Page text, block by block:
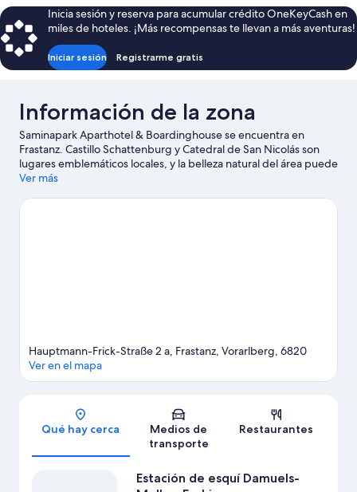
Inicia sesión y reserva para acumular crédito OneKeyCash en
miles de hoteles. ¡Más recompensas te llevan a más aventuras!
Iniciar sesión Registrarme gratis
Información de la zona
Saminapark Aparthotel & Boardinghouse se encuentra en
Frastanz. Castillo Schattenburg y Catedral de San Nicolás son
lugares emblemáticos locales, y la belleza natural del área puede
apreciarse en Rin y Üble Schlucht. También vale la pena conocer
Schaan/Vaduz. Encontrarás muchas opciones para disfrutar del
Ver más
Sección del mapa
Hauptmann-Frick-Straße 2 a, Frastanz, Vorarlberg, 6820
Ver en el mapa
Qué hay cerca
Medios de
transporte
Restaurantes
Estación de esquí Damuels-